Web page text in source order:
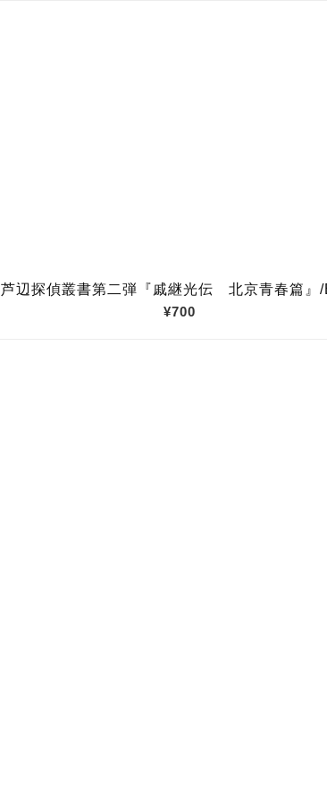
芦辺探偵叢書第二弾『戚継光伝 北京青春篇』/
¥700